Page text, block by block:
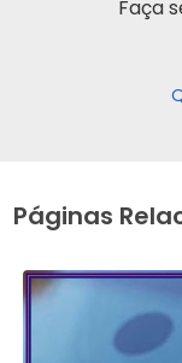
Faça
Páginas